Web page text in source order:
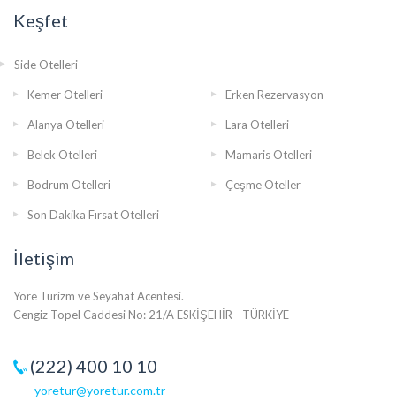
Keşfet
Side Otelleri
Kemer Otelleri Erken Rezervasyon
Alanya Otelleri Lara Otelleri
Belek Otelleri Mamaris Otelleri
Bodrum Otelleri Çeşme Oteller
Son Dakika Fırsat Otelleri
İletişim
Yöre Turizm ve Seyahat Acentesi.
Cengiz Topel Caddesi No: 21/A ESKİŞEHİR - TÜRKİYE
(222) 400 10 10
yoretur@yoretur.com.tr